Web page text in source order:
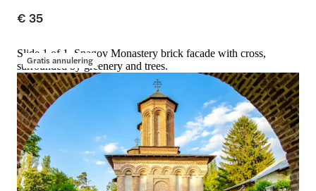
€ 35
Gratis annulering
Slide 1 of 1, Snagov Monastery brick facade with cross,
surrounded by greenery and trees.